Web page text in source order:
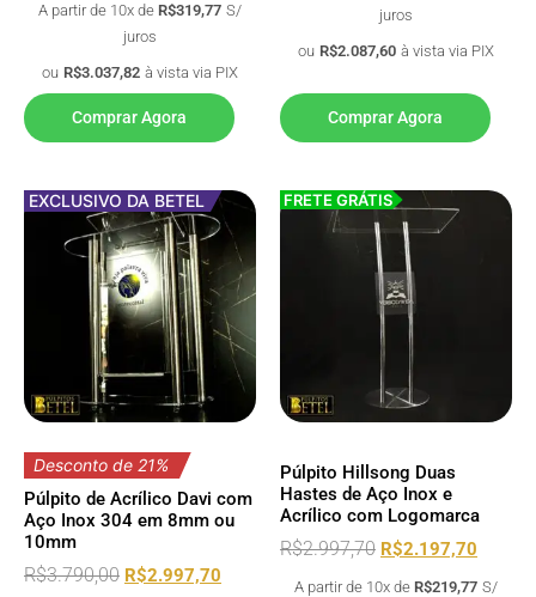
A partir de 10x de R$319,77 S/
juros
ou R$3.037,82 à vista via PIX
Comprar Agora
juros
ou R$2.087,60 à vista via PIX
Comprar Agora
EXCLUSIVO DA BETEL
Desconto de 21%
Púlpito de Acrílico Davi com
Aço Inox 304 em 8mm ou
10mm
R$3.790,00 R$2.997,70
FRETE GRÁTIS
Púlpito Hillsong Duas
Hastes de Aço Inox e
Acrílico com Logomarca
R$2.997,70 R$2.197,70
A partir de 10x de R$219,77 S/